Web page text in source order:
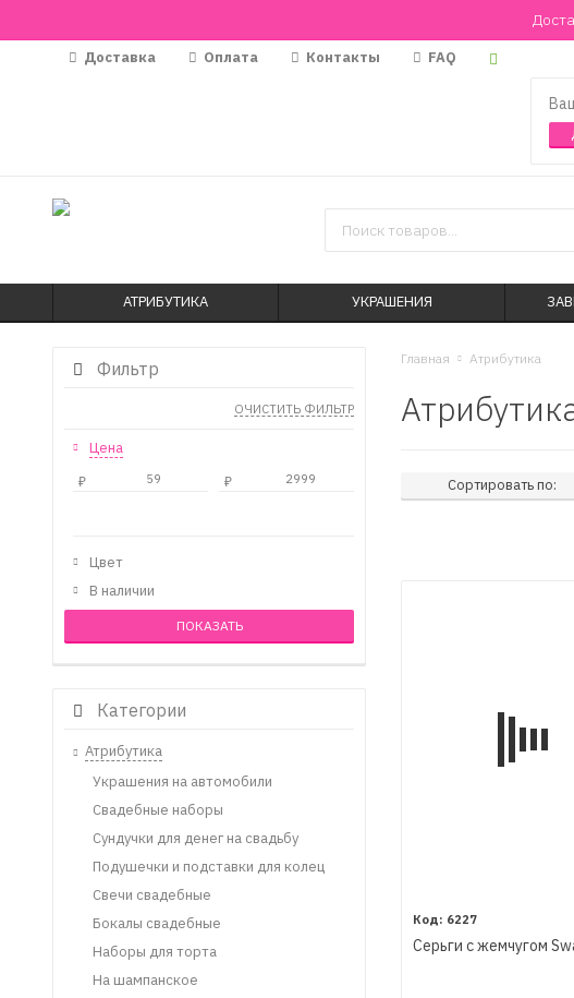
Доставка Оплата Контакты FAQ
АТРИБУТИКА УКРАШЕНИЯ
Фильтр
ОЧИСТИТЬ ФИЛЬТР
Цена
₽ ₽
Цвет
В наличии
Категории
Атрибутика
Украшения на автомобили
Свадебные наборы
Сундучки для денег на свадьбу
Подушечки и подставки для колец
Свечи свадебные
Бокалы свадебные
Наборы для торта
На шампанское
Главная Атрибутика
Сортировать по:
6227
Cерьги с жемчугом